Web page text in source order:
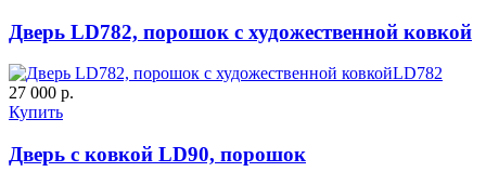
К-36 С К-36 СС
Дверь LD782, порошок с художественной ковкой
LD782
27 000 р.
Купить
Дверь с ковкой LD90, порошок